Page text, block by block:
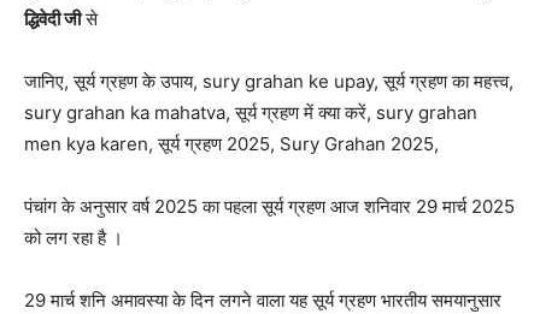
द्धिवेदी जीसे
जानिए, सूर्य ग्रहण के उपाय, sury grahan ke upay, सूर्य ग्रहण का महत्त्व,
sury grahan ka mahatva, सूर्य ग्रहण में क्या करें, sury grahan
men kya karen, सूर्य ग्रहण 2025, Sury Grahan 2025,
पंचांग के अनुसार वर्ष 2025 का पहला सूर्य ग्रहण आज शनिवार 29 मार्च 2025
को लग रहा है ।
29 मार्च शनि अमावस्या के दिन लगने वाला यह सूर्य ग्रहण भारतीय समयानुसार